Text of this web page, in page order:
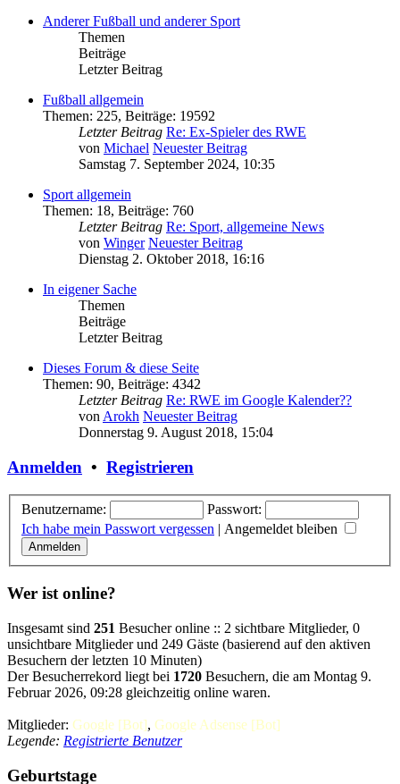
Anderer Fußball und anderer Sport
Themen
Beiträge
Letzter Beitrag
Fußball allgemein
Themen: 225, Beiträge: 19592
Letzter Beitrag Re: Ex-Spieler des RWE
von Michael Neuester Beitrag
Samstag 7. September 2024, 10:35
Sport allgemein
Themen: 18, Beiträge: 760
Letzter Beitrag Re: Sport, allgemeine News
von Winger Neuester Beitrag
Dienstag 2. Oktober 2018, 16:16
In eigener Sache
Themen
Beiträge
Letzter Beitrag
Dieses Forum & diese Seite
Themen: 90, Beiträge: 4342
Letzter Beitrag Re: RWE im Google Kalender??
von Arokh Neuester Beitrag
Donnerstag 9. August 2018, 15:04
Anmelden • Registrieren
Benutzername:
Passwort:
Ich habe mein Passwort vergessen | Angemeldet bleiben
Wer ist online?
Insgesamt sind 251 Besucher online :: 2 sichtbare Mitglieder, 0
unsichtbare Mitglieder und 249 Gäste (basierend auf den aktiven
Besuchern der letzten 10 Minuten)
Der Besucherrekord liegt bei 1720 Besuchern, die am Montag 9.
Februar 2026, 09:28 gleichzeitig online waren.
Mitglieder: Google [Bot], Google Adsense [Bot]
Legende: Registrierte Benutzer
Geburtstage